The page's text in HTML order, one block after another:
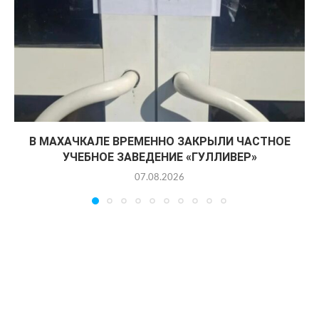
В МАХАЧКАЛЕ ВРЕМЕННО ЗАКРЫЛИ ЧАСТНОЕ
УЧЕБНОЕ ЗАВЕДЕНИЕ «ГУЛЛИВЕР»
07.08.2026